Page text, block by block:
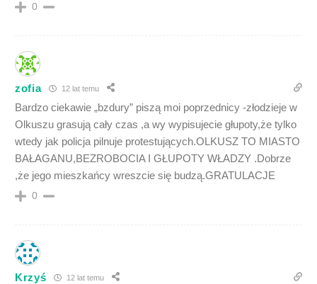
0
zofia 12 lat temu
Bardzo ciekawie „bzdury” piszą moi poprzednicy -złodzieje w
Olkuszu grasują cały czas ,a wy wypisujecie głupoty,że tylko
wtedy jak policja pilnuje protestujących.OLKUSZ TO MIASTO
BAŁAGANU,BEZROBOCIA I GŁUPOTY WŁADZY .Dobrze
,że jego mieszkańcy wreszcie się budzą.GRATULACJE
0
Krzyś 12 lat temu